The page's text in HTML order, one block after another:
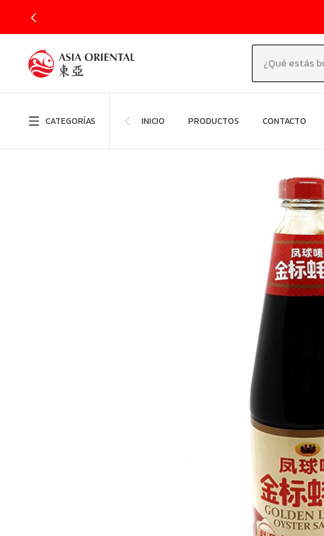
CATEGORÍAS INICIO PRODUCTOS CONTACTO